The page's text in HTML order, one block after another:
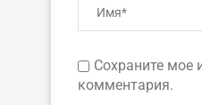
Сохраните мое
комментария.